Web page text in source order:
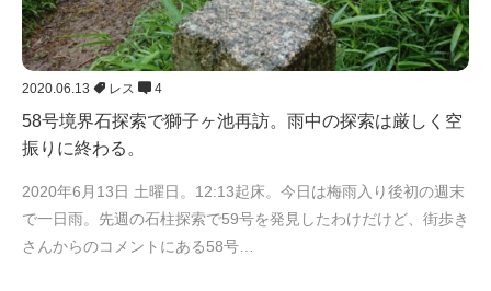
2020.06.13 レス 4
58号境界石探索で獅子ヶ池再訪。雨中の探索は厳しく空
振りに終わる。
2020年6月13日 土曜日。12:13起床。今日は梅雨入り後初の週末
で一日雨。先週の石柱探索で59号を発見したわけだけど、街歩き
さんからのコメントにある58号…